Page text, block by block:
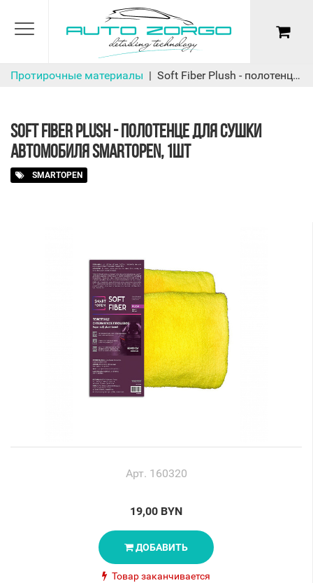
Протирочные материалы Soft Fiber Plush - полотенце для сушки автомобиля SmartOpen, 1шт
SOFT FIBER PLUSH - ПОЛОТЕНЦЕ ДЛЯ СУШКИ
АВТОМОБИЛЯ SMARTOPEN, 1ШТ
SMARTOPEN
Арт. 160320
19,00 BYN
ДОБАВИТЬ
Товар заканчивается